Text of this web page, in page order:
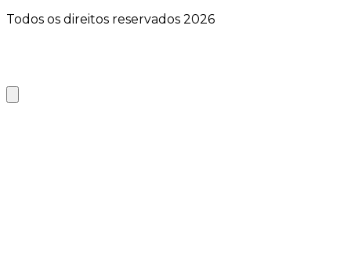
Todos os direitos reservados 2026